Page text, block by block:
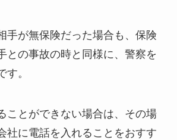
手が無保険だった場合も、保険
との事故の時と同様に、警察を
。
ことができない場合は、その場
社に電話を入れることをおすす